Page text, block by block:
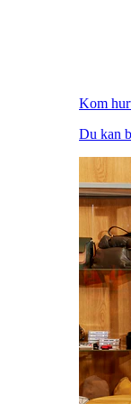
Kom
Du kan